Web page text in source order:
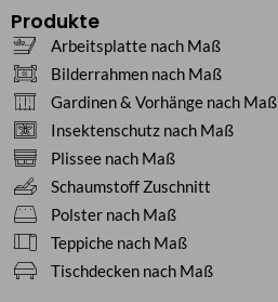
Produkte
Arbeitsplatte nach Maß
Bilderrahmen nach Maß
Gardinen & Vorhänge nach Maß
Insektenschutz nach Maß
Plissee nach Maß
Schaumstoff Zuschnitt
Polster nach Maß
Teppiche nach Maß
Tischdecken nach Maß